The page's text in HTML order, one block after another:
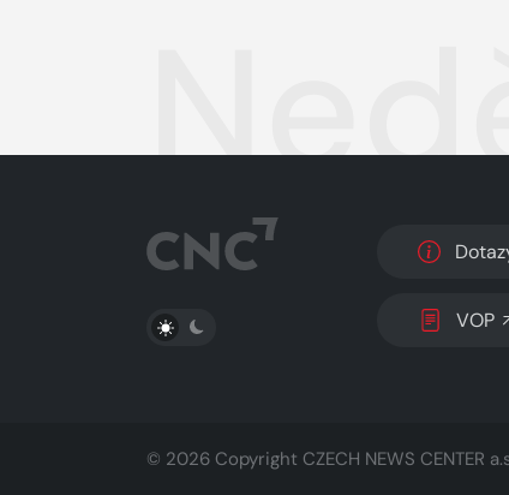
PŘEPNOUT SVĚTLÝ/TMAVÝ REŽIM VOP
© 2026 Copyright CZECH NEWS CENTER